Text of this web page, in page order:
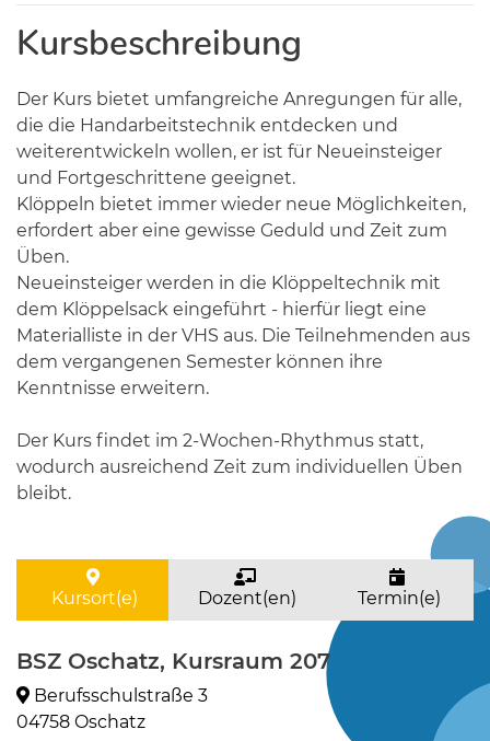
Kursbeschreibung
Der Kurs bietet umfangreiche Anregungen für alle,
die die Handarbeitstechnik entdecken und
weiterentwickeln wollen, er ist für Neueinsteiger
und Fortgeschrittene geeignet.
Klöppeln bietet immer wieder neue Möglichkeiten,
erfordert aber eine gewisse Geduld und Zeit zum
Üben.
Neueinsteiger werden in die Klöppeltechnik mit
dem Klöppelsack eingeführt - hierfür liegt eine
Materialliste in der VHS aus. Die Teilnehmenden aus
dem vergangenen Semester können ihre
Kenntnisse erweitern.
Der Kurs findet im 2-Wochen-Rhythmus statt,
wodurch ausreichend Zeit zum individuellen Üben
bleibt.
Kursort(e) Dozent(en) Termin(e)
BSZ Oschatz, Kursraum 207
Berufsschulstraße 3
04758 Oschatz